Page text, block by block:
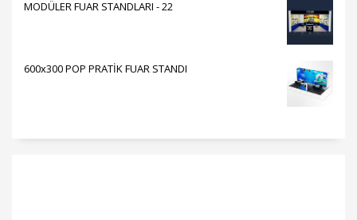
MODÜLER FUAR STANDLARI - 22
600x300 POP PRATİK FUAR STANDI